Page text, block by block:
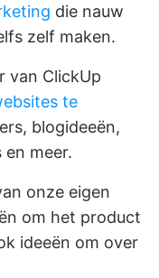
die nauw
zelf maken.
van ClickUp
te
blogideeën,
meer.
onze eigen
om het product
ideeën om over